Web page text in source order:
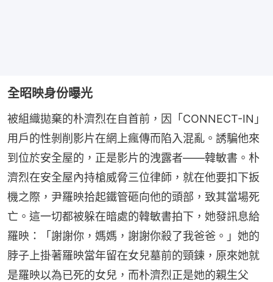
全昭映身份曝光
被組織拋棄的朴濟烈在自首前，因「CONNECT-IN」
用戶的性剝削影片在網上瘋傳而陷入混亂。誘騙他來
到位於安全屋的，正是影片的洩露者——韓敏書。朴
濟烈在安全屋內持槍威脅三位律師，就在他要扣下扳
機之際，尹羅映拾起鐵管砸向他的頭部，致其當場死
亡。這一切都被躲在暗處的韓敏書拍下，她發訊息給
羅映：「謝謝你，媽媽，謝謝你殺了我爸爸。」她的
脖子上掛著羅映當年留在女兒墓前的頸鍊，原來她就
是羅映以為已死的女兒，而朴濟烈正是她的親生父